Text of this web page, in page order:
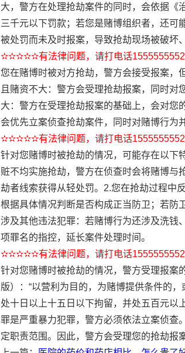
大，警方在处理抢劫案件的同时，会依据《
三千元以下罚款；若您是赌博组织者，还
被处罚而未及时报案，导致抢劫现场被破坏
✫✫✫✫✫有法律问题，请打电话
您在赌博时被对方抢劫，警方会接受报案，
且赌资不大：警方会受理抢劫报案，同时
大：警方在受理抢劫报案的基础上，会对您
会优先立案侦查抢劫案件，同时对赌博行为
✫✫✫✫✫有法律问题，请打电话
针对您赌博时被抢劫的情况，可能存在以下
赃不均实施抢劫，警方在侦查时会将赌博与
劫者线索获得从轻处罚。2.您在抢劫过程中
根据具体情况判断是否构成正当防卫；若防
涉及其他违法犯罪：若赌博行为还涉及洗钱
项罪名的指控，延长案件处理时间。
✫✫✫✫✫有法律问题，请打电话
针对您赌博时被抢劫的情况，警方受理报案
版）：“以营利为目的，为赌博提供条件的
处十日以上十五日以下拘留，并处五百元以
罪是严重暴力犯罪，警方必须依法立案侦查
定职责范围。因此，警方会受理您的抢劫报